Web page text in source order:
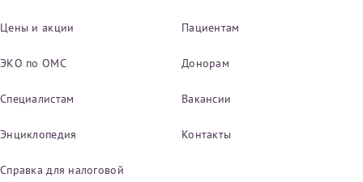
Цены и акции Пациентам
ЭКО по ОМС Донорам
Специалистам Вакансии
Энциклопедия Контакты
Справка для налоговой